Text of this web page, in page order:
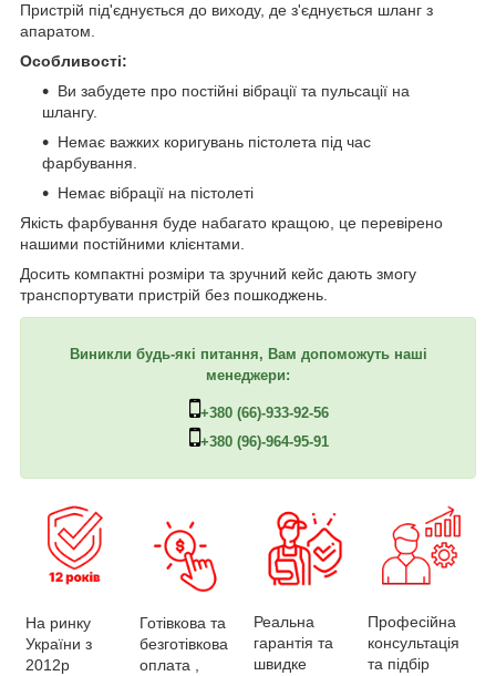
Пристрій під'єднується до виходу, де з'єднується шланг з
апаратом.
Особливості:
Ви забудете про постійні вібрації та пульсації на
шлангу.
Немає важких коригувань пістолета під час
фарбування.
Немає вібрації на пістолеті
Якість фарбування буде набагато кращою, це перевірено
нашими постійними клієнтами.
Досить компактні розміри та зручний кейс дають змогу
транспортувати пристрій без пошкоджень.
Виникли будь-які питання, Вам допоможуть наші
менеджери:
+380 (66)-933-92-56
+380 (96)-964-95-91
На ринку
України з
2012р
Готівкова та
безготівкова
оплата ,
Реальна
гарантія та
швидке
Професійна
консультація
та підбір